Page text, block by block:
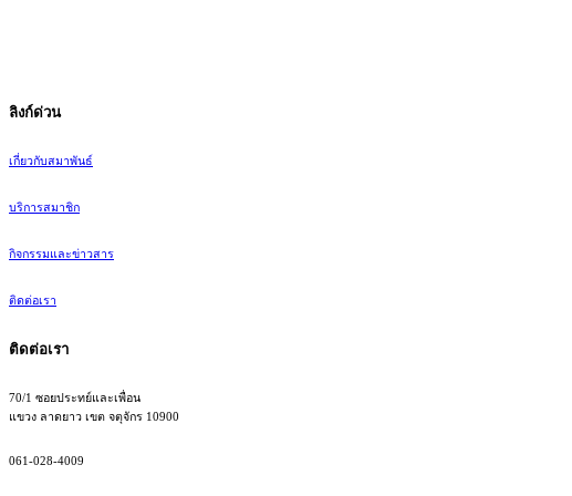
ลิงก์ด่วน
เกี่ยวกับสมาพันธ์
บริการสมาชิก
กิจกรรมและข่าวสาร
ติดต่อเรา
ติดต่อเรา
70/1 ซอยประทย์และเพื่อน
แขวง ลาดยาว เขต จตุจักร 10900
061-028-4009